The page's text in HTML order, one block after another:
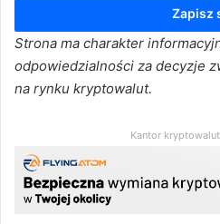
Zapisz
Strona ma charakter
odpowiedzialności za decyzje
na rynku kryptowalut.
Kantor